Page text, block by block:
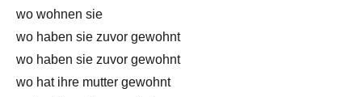
wo wohnen sie
wo haben sie zuvor gewohnt
wo haben sie zuvor gewohnt
wo hat ihre mutter gewohnt